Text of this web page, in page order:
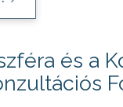
és a